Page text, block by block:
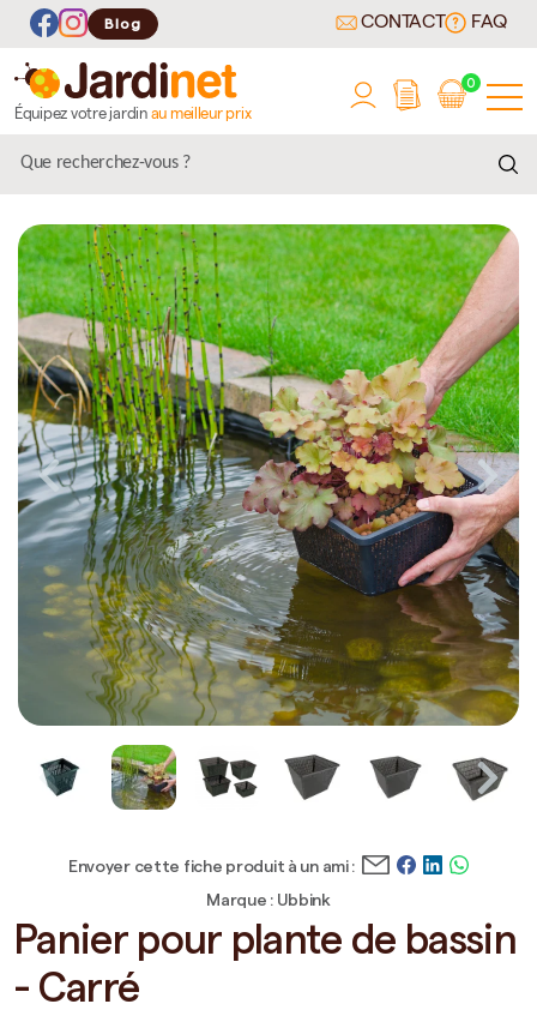
Blog CONTACT FAQ
Équipez votre jardin au meilleur prix
0
Marque : Ubbink
Envoyer cette fiche produit à un ami :
Panier pour plante de bassin
- Carré